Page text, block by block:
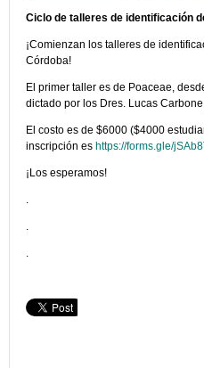
Ciclo de talleres de identificación
¡Comienzan los talleres de
Córdoba!
El primer taller es de Poaceae,
dictado por los Dres. Lucas
El costo es de $6000 ($4000
inscripción es https://forms.gle/
¡Los esperamos!